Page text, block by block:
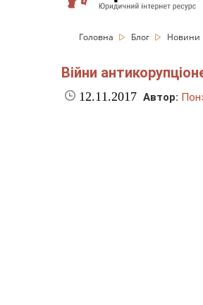
Головна Блог Новини
Війни
12.11.2017 Автор: